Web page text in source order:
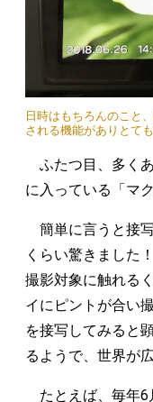
日時はもちろんのこと
される機能がありとて
ふたつ目、多く
に入っている「マ
簡単に言うと接
くらい驚きました
撮影対象に触れる
イにピントが合い
を接写してみると
るようで、世界が
たとえば、毎年6